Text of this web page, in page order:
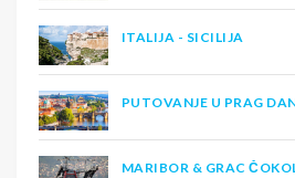
ITALIJA - SICILIJA
PUTOVANJE U PRAG
MARIBOR & GRAC